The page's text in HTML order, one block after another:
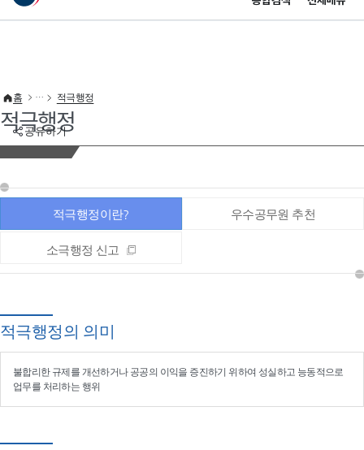
이 누리집은 대한민국 공식 전자정부 누리집입니다.
공유하기
홈 적극행정
적극행정
적극행정이란? 우수공무원 추천
소극행정 신고
적극행정의 의미
불합리한 규제를 개선하거나 공공의 이익을 증진하기 위하여 성실하고 능동적으로
업무를 처리하는 행위